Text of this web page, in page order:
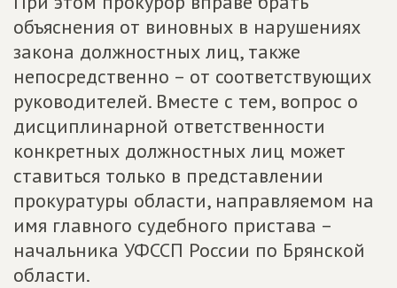
объяснения от виновных в нарушениях
закона должностных лиц, также
непосредственно – от соответствующих
руководителей. Вместе с тем, вопрос о
дисциплинарной ответственности
конкретных должностных лиц может
ставиться только в представлении
прокуратуры области, направляемом на
имя главного судебного пристава –
начальника УФССП России по Брянской
области.